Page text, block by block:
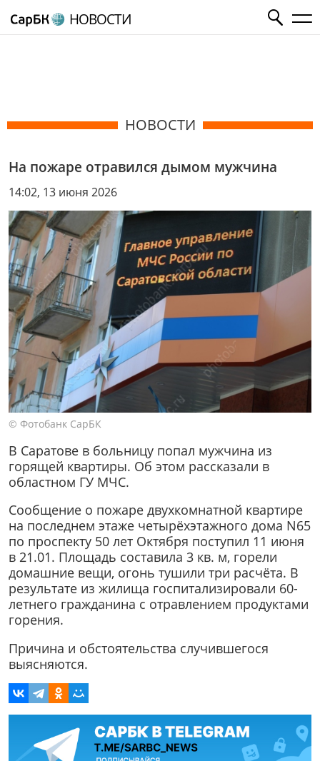
НОВОСТИ
НОВОСТИ
На пожаре отравился дымом мужчина
14:02, 13 июня 2026
© Фотобанк СарБК
В Саратове в больницу попал мужчина из
горящей квартиры. Об этом рассказали в
областном ГУ МЧС.
Сообщение о пожаре двухкомнатной квартире
на последнем этаже четырёхэтажного дома N65
по проспекту 50 лет Октября поступил 11 июня
в 21.01. Площадь составила 3 кв. м, горели
домашние вещи, огонь тушили три расчёта. В
результате из жилища госпитализировали 60-
летнего гражданина с отравлением продуктами
горения.
Причина и обстоятельства случившегося
выясняются.